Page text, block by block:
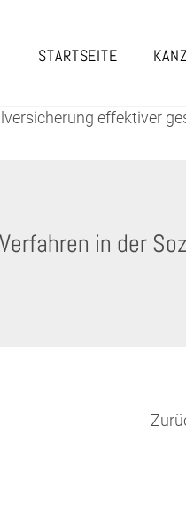
STARTSEITE
effektiver
in der